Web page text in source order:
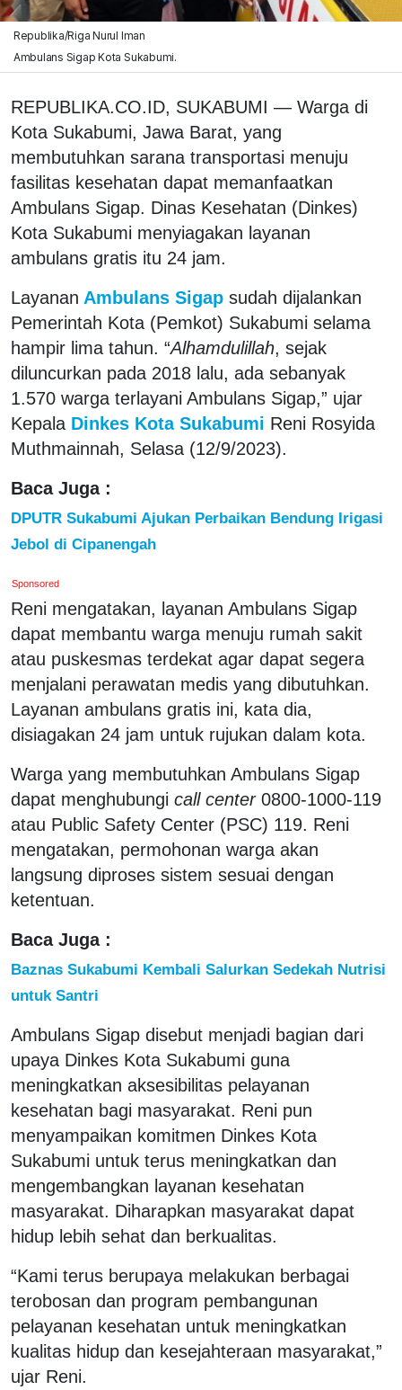
Republika/Riga Nurul Iman
Ambulans Sigap Kota Sukabumi.
REPUBLIKA.CO.ID, SUKABUMI — Warga di
Kota Sukabumi, Jawa Barat, yang
membutuhkan sarana transportasi menuju
fasilitas kesehatan dapat memanfaatkan
Ambulans Sigap. Dinas Kesehatan (Dinkes)
Kota Sukabumi menyiagakan layanan
ambulans gratis itu 24 jam.
Layanan Ambulans Sigap sudah dijalankan
Pemerintah Kota (Pemkot) Sukabumi selama
hampir lima tahun. “Alhamdulillah, sejak
diluncurkan pada 2018 lalu, ada sebanyak
1.570 warga terlayani Ambulans Sigap,” ujar
Kepala Dinkes Kota Sukabumi Reni Rosyida
Muthmainnah, Selasa (12/9/2023).
Baca Juga :
DPUTR Sukabumi Ajukan Perbaikan Bendung Irigasi
Jebol di Cipanengah
Sponsored
Reni mengatakan, layanan Ambulans Sigap
dapat membantu warga menuju rumah sakit
atau puskesmas terdekat agar dapat segera
menjalani perawatan medis yang dibutuhkan.
Layanan ambulans gratis ini, kata dia,
disiagakan 24 jam untuk rujukan dalam kota.
Warga yang membutuhkan Ambulans Sigap
dapat menghubungi call center0800-1000-119
atau Public Safety Center (PSC) 119. Reni
mengatakan, permohonan warga akan
langsung diproses sistem sesuai dengan
ketentuan.
Baca Juga :
Baznas Sukabumi Kembali Salurkan Sedekah Nutrisi
untuk Santri
Ambulans Sigap disebut menjadi bagian dari
upaya Dinkes Kota Sukabumi guna
meningkatkan aksesibilitas pelayanan
kesehatan bagi masyarakat. Reni pun
menyampaikan komitmen Dinkes Kota
Sukabumi untuk terus meningkatkan dan
mengembangkan layanan kesehatan
masyarakat. Diharapkan masyarakat dapat
hidup lebih sehat dan berkualitas.
“Kami terus berupaya melakukan berbagai
terobosan dan program pembangunan
pelayanan kesehatan untuk meningkatkan
kualitas hidup dan kesejahteraan masyarakat,”
ujar Reni.